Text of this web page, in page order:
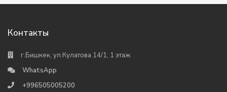
Контакты
г.Бишкек, ул.Кулатова 14/1, 1 этаж
WhatsApp
+996505005200